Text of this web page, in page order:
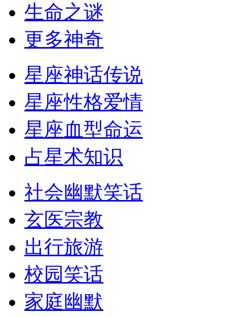
生命之谜
更多神奇
星座神话传说
星座性格爱情
星座血型命运
占星术知识
社会幽默笑话
玄医宗教
出行旅游
校园笑话
家庭幽默